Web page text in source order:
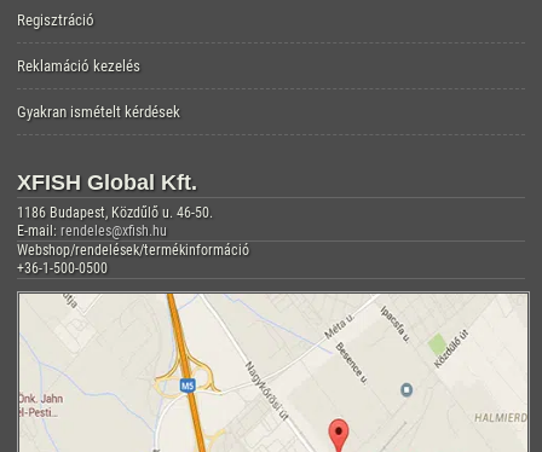
Regisztráció
Reklamáció kezelés
Gyakran ismételt kérdések
XFISH Global Kft.
1186 Budapest, Közdűlő u. 46-50.
E-mail: rendeles@xfish.hu
Webshop/rendelések/termékinformáció
+36-1-500-0500